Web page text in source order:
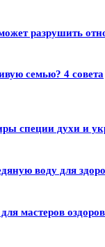
разрушить
семью? 4 совета
специи духи и
воду для
мастеров